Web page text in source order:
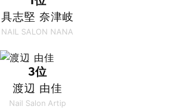
具志堅 奈津岐
NAIL SALON NANA
3位
渡辺 由佳
Nail Salon Artip